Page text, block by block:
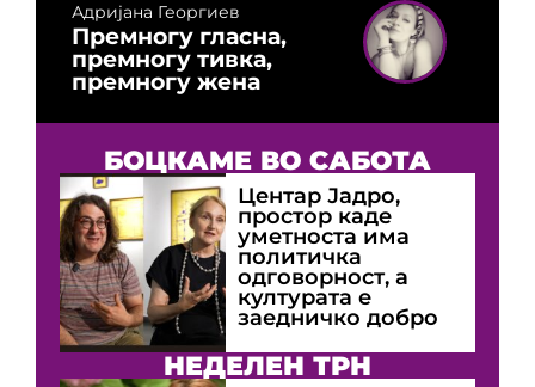
Адријана Георгиев
Премногу гласна,
премногу тивка,
премногу жена
БОЦКАМЕ ВО САБОТА
Центар Јадро,
простор каде
уметноста има
политичка
одговорност, а
културата е
заедничко добро
НЕДЕЛЕН ТРН